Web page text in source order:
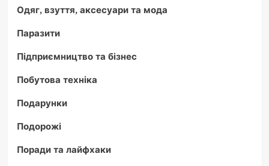
Одяг, взуття, аксесуари та мода
Паразити
Підприємництво та бізнес
Побутова техніка
Подарунки
Подорожі
Поради та лайфхаки